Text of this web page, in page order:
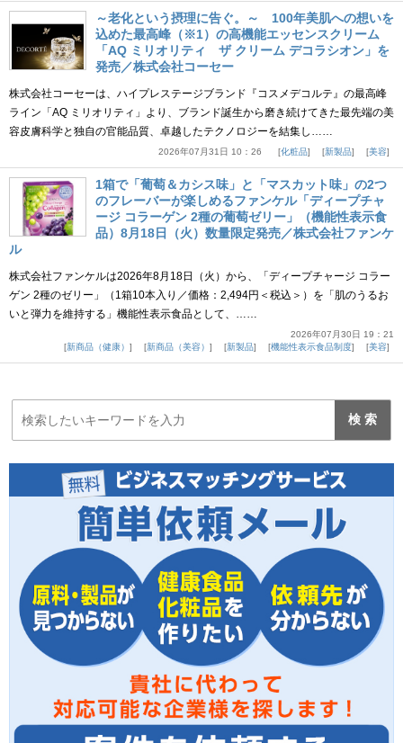
～老化という摂理に告ぐ。～ 100年美肌への想いを
込めた最高峰（※1）の高機能エッセンスクリーム
「AQ ミリオリティ ザ クリーム デコラシオン」を
発売／株式会社コーセー
株式会社コーセーは、ハイプレステージブランド『コスメデコルテ』の最高峰
ライン「AQ ミリオリティ」より、ブランド誕生から磨き続けてきた最先端の美
容皮膚科学と独自の官能品質、卓越したテクノロジーを結集し……
2026年07月31日 10：26 化粧品 新製品 美容
1箱で「葡萄＆カシス味」と「マスカット味」の2つ
のフレーバーが楽しめるファンケル「ディープチャ
ージ コラーゲン 2種の葡萄ゼリー」（機能性表示食
品）8月18日（火）数量限定発売／株式会社ファンケ
ル
株式会社ファンケルは2026年8月18日（火）から、「ディープチャージ コラー
ゲン 2種のゼリー」（1箱10本入り／価格：2,494円＜税込＞）を「肌のうるお
いと弾力を維持する」機能性表示食品として、……
2026年07月30日 19：21
新商品（健康）
新商品（美容） 新製品 機能性表示食品制度 美容